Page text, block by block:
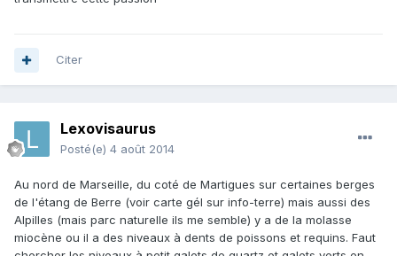
Citer
Lexovisaurus
Posté(e) 4 août 2014
Au nord de Marseille, du coté de Martigues sur certaines berges
de l'étang de Berre (voir carte gél sur info-terre) mais aussi des
Alpilles (mais parc naturelle ils me semble) y a de la molasse
miocène ou il a des niveaux à dents de poissons et requins. Faut